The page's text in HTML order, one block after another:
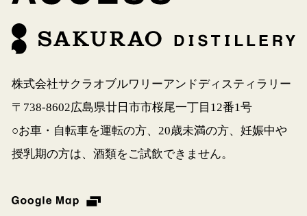
株式会社サクラオブルワリーアンドディスティラリー
〒738-8602広島県廿日市市桜尾一丁目12番1号
○お車・自転車を運転の方、20歳未満の方、妊娠中や
授乳期の方は、酒類をご試飲できません。